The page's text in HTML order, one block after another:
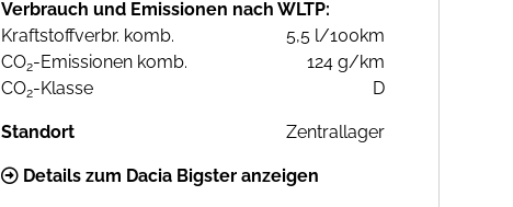
Verbrauch und Emissionen nach WLTP:
Kraftstoffverbr. komb.
5,5 l/100km
CO2-Emissionen komb.
124 g/km
CO2-Klasse D
Standort Zentrallager
Details zum Dacia Bigster anzeigen